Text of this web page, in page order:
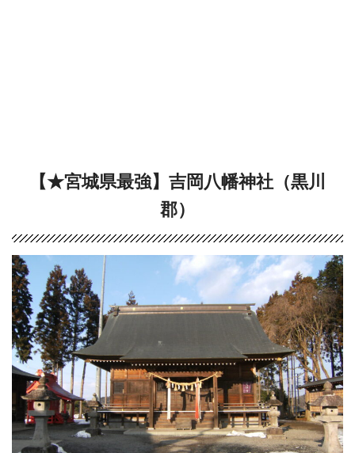
【★宮城県最強】吉岡八幡神社（黒川
郡）